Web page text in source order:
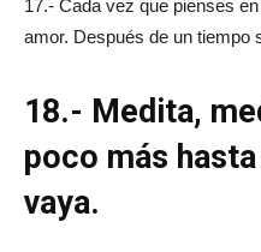
17.- Cada vez que pienses
amor. Después de un tiempo
18.- Medita,
poco más
vaya.